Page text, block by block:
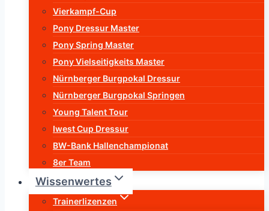
Vierkampf-Cup
Pony Dressur Master
Pony Spring Master
Pony Vielseitigkeits Master
Nürnberger Burgpokal Dressur
Nürnberger Burgpokal Springen
Young Talent Tour
Iwest Cup Dressur
BW-Bank Hallenchampionat
8er Team
Wissenwertes
Trainerlizenzen